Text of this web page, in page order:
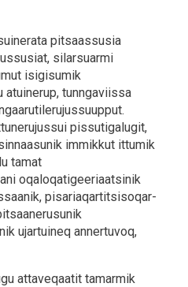
pitsaassusia
silarsuarmi
isigisumik
atuinerup, tunngaviissa
pissutigalugit,
immikkut ittumik
tamat
oqaloqatigeeriaatsinik
pisariaqartitsisoqar-
ujartuineq annertuvoq,
attaveqaatit tamarmik